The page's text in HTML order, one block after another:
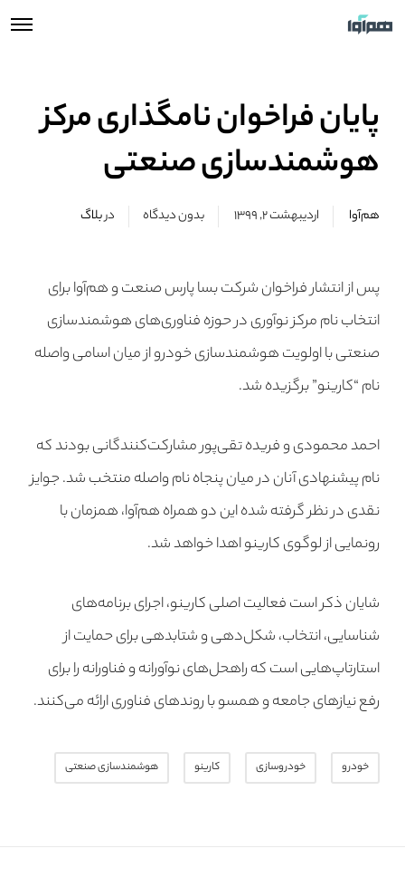
پایان فراخوان نامگذاری مرکز
هوشمندسازی صنعتی
هم‌آوا اردیبهشت ۲, ۱۳۹۹ بدون دیدگاه دربلاگ
پس از انتشار فراخوان شرکت بسا پارس صنعت و هم‌آوا برای
انتخاب نام مرکز نوآوری در حوزه فناوری‌های هوشمندسازی
صنعتی با اولویت هوشمندسازی خودرو از میان اسامی واصله
نام “کارینو” برگزیده شد.
احمد محمودی و فریده تقی‌پور مشارکت‌کنندگانی بودند که
نام‌ پیشنهادی آنان در میان پنجاه نام واصله منتخب شد. جوایز
نقدی در نظر گرفته شده این دو همراه هم‌آوا، همزمان با
رونمایی از لوگوی کارینو اهدا خواهد شد.
شایان ذکر است فعالیت اصلی کارینو، اجرای برنامه‌های
شناسایی، انتخاب، شکل‌دهی و شتابدهی برای حمایت از
استارتاپ‌هایی است که راه‏حل‌های نوآورانه و فناورانه را برای
رفع نیازهای جامعه و همسو با روندهای فناوری ارائه می‌کنند.
خودرو خودروسازی کارینو هوشمندسازی صنعتی